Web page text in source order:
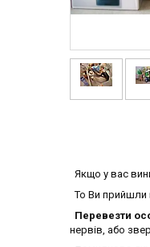
Якщо у вас
То Ви прийшли
Перевезти
нервів, або